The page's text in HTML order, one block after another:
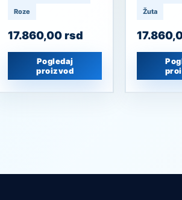
Roze
17.860,00rsd
Pogledaj
proizvod
Žuta